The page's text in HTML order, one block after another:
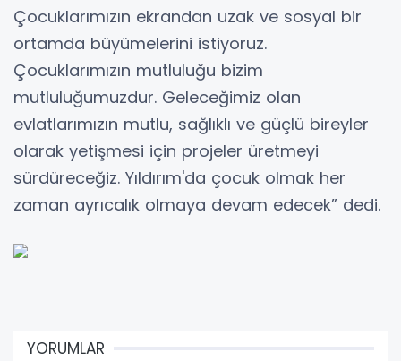
Çocuklarımızın ekrandan uzak ve sosyal bir
ortamda büyümelerini istiyoruz.
Çocuklarımızın mutluluğu bizim
mutluluğumuzdur. Geleceğimiz olan
evlatlarımızın mutlu, sağlıklı ve güçlü bireyler
olarak yetişmesi için projeler üretmeyi
sürdüreceğiz. Yıldırım'da çocuk olmak her
zaman ayrıcalık olmaya devam edecek” dedi.
YORUMLAR